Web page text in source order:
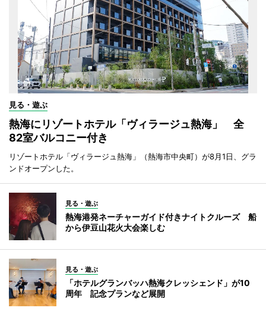
見る・遊ぶ
熱海にリゾートホテル「ヴィラージュ熱海」 全
82室バルコニー付き
リゾートホテル「ヴィラージュ熱海」（熱海市中央町）が8月1日、グラ
ンドオープンした。
見る・遊ぶ
熱海港発ネーチャーガイド付きナイトクルーズ 船
から伊豆山花火大会楽しむ
見る・遊ぶ
「ホテルグランバッハ熱海クレッシェンド」が10
周年 記念プランなど展開